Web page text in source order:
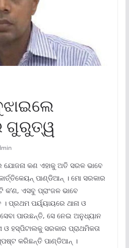
ଗୁରୁତ୍ୱ
କଣ ଏହାକୁ ଅତି ସରଳ ଭାବେ
ପାଣ୍ଡିଆନ୍ । ମୋ ସରକାର
ଏସବୁ ପ୍ରାଂଜଳ ଭାବେ
ପ୍ରଥମ ପର୍ୟ୍ୟାୟରେ ଥାନା ଓ
ପାଉଛନ୍ତି, ସେ ନେଇ ଅନୁଧ୍ୟାନ
ଓ ହସ୍ପିଟାଲକୁ ସରକାର ପ୍ରାଥମିକତା
କରିଛନ୍ତି ପାଣ୍ଡିଆନ୍ ।